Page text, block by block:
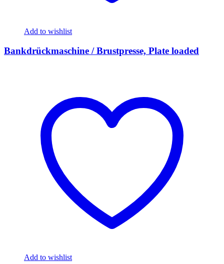
Add to wishlist
Bankdrückmaschine / Brustpresse, Plate loaded
Add to wishlist